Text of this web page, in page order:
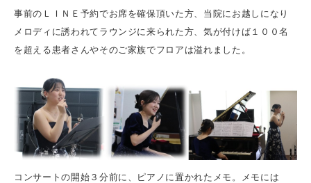
事前のＬＩＮＥ予約でお席を確保頂いた方、当院にお越しになり
メロディに誘われてラウンジに来られた方、気が付けば１００名
を超える患者さんやそのご家族でフロアは溢れました。
コンサートの開始３分前に、ピアノに置かれたメモ。メモには